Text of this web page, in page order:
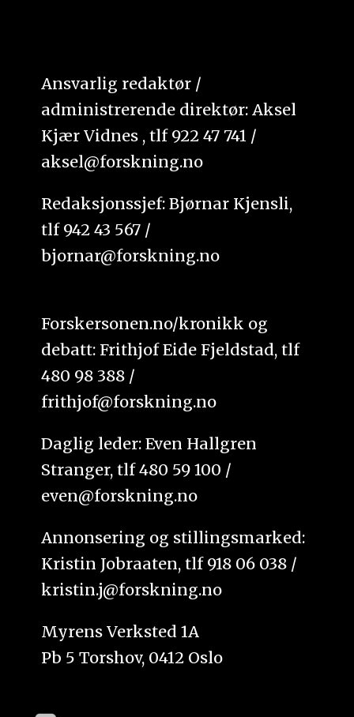
Ansvarlig redaktør /
administrerende direktør: Aksel
Kjær Vidnes , tlf 922 47 741 /
aksel@forskning.no
Redaksjonssjef: Bjørnar Kjensli,
tlf 942 43 567 /
bjornar@forskning.no
Forskersonen.no/kronikk og
debatt: Frithjof Eide Fjeldstad, tlf
480 98 388 /
frithjof@forskning.no
Daglig leder: Even Hallgren
Stranger, tlf 480 59 100 /
even@forskning.no
Annonsering og stillingsmarked:
Kristin Jobraaten, tlf 918 06 038 /
kristin.j@forskning.no
Myrens Verksted 1A
Pb 5 Torshov, 0412 Oslo